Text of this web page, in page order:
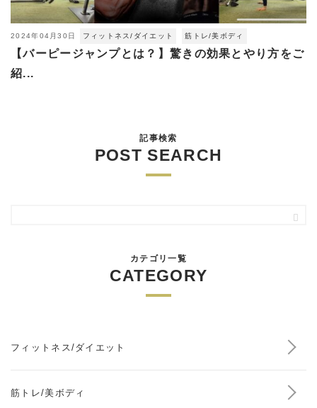
2024年04月30日 フィットネス/ダイエット 筋トレ/美ボディ
【バーピージャンプとは？】驚きの効果とやり方をご
紹...
記事検索
POST SEARCH
カテゴリ一覧
CATEGORY
フィットネス/ダイエット
筋トレ/美ボディ